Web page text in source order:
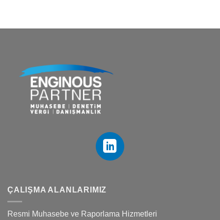
ÇALIŞMA ALANLARIMIZ
Resmi Muhasebe ve Raporlama Hizmetleri